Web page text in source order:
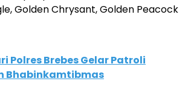
Golden Chrysant, Golden Peacock
Polres Brebes Gelar Patroli
Bhabinkamtibmas